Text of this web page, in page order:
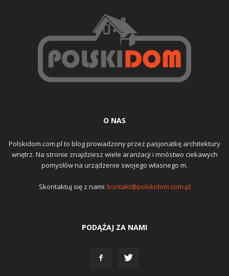
O NAS
Polskidom.com.pl to blog prowadzony przez pasjonatkę architektury
wnętrz. Na stronie znajdziesz wiele aranżacji i mnóstwo ciekawych
pomysłów na urządzenie swojego własnego m.
Skontaktuj się z nami: kontakt@polskidom.com.pl
PODĄŻAJ ZA NAMI